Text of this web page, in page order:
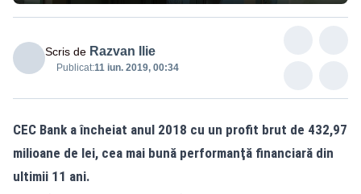
Scris de Razvan Ilie
Publicat:11 iun. 2019, 00:34
CEC Bank a încheiat anul 2018 cu un profit brut de 432,97
milioane de lei, cea mai bună performanţă financiară din
ultimii 11 ani.